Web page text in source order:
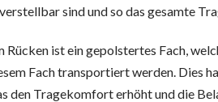
sind und so das gesamte
Rücken ist ein gepolstertes Fach,
Fach transportiert werden. Dies
den Tragekomfort erhöht und die